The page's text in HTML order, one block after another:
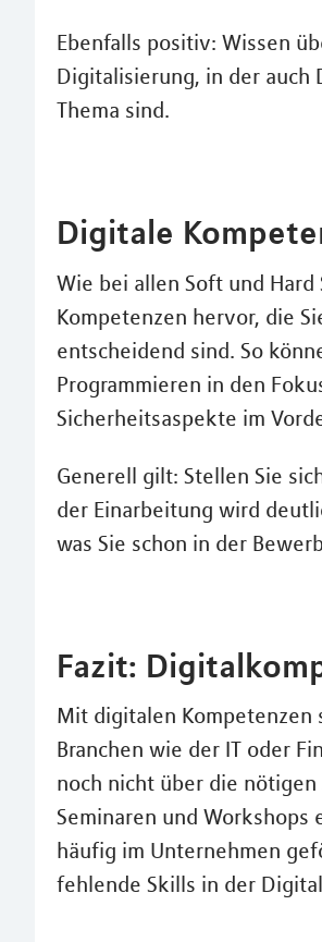
Ebenfalls positiv: Wissen
Digitalisierung, in der auch
Thema sind.
Digitale
Wie bei allen Soft und
Kompetenzen hervor, die
entscheidend sind. So
Programmieren in den
Sicherheitsaspekte im
Generell gilt: Stellen Sie
der Einarbeitung wird
was Sie schon in der
Fazit:
Mit digitalen Kompetenzen
Branchen wie der IT oder
noch nicht über die
Seminaren und
häufig im Unternehmen
fehlende Skills in der